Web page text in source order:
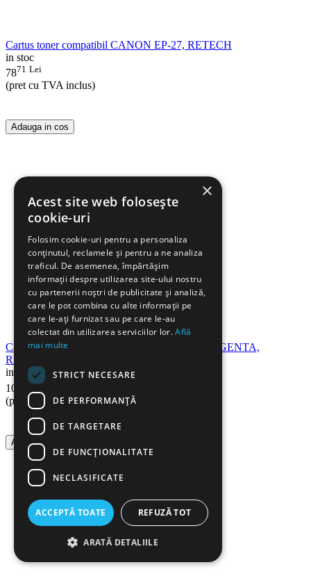
Cartus toner compatibil CANON EP-27, RETECH
in stoc
7871 Lei
(pret cu TVA inclus)
Adauga in cos
Cartus toner compatibil CANON CRG-731 MAGENTA,
RETECH
in stoc
100
56 Lei
(pret cu TVA inclus)
Adauga in cos
×
Acest site web folosește
cookie-uri
Folosim cookie-uri pentru a personaliza
conținutul, reclamele și pentru a ne analiza
traficul. De asemenea, împărtășim
informații despre utilizarea site-ului nostru
cu partenerii noștri de publicitate și analiză,
care le pot combina cu alte informații pe
care le-ați furnizat sau pe care le-au
colectat din utilizarea serviciilor lor.Află
mai multe
STRICT NECESARE
DE PERFORMANȚĂ
DE TARGETARE
DE FUNCŢIONALITATE
NECLASIFICATE
ACCEPTĂ TOATE REFUZĂ TOT
ARATĂ DETALIILE